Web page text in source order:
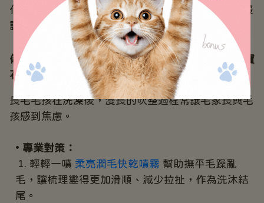
化學香味，而是如陽光曬過棉被般，那種最乾淨、最
讓人想深吸一口氣的自然氣息。
儀式四：亮毛快乾護理｜縮短吹毛時間，賦予毛髮寶
石般光澤
長毛毛孩在洗澡後，漫長的吹整過程常讓毛家長與毛
孩感到焦慮。
專業對策：
輕輕一噴 柔亮潤毛快乾噴霧 幫助撫平毛躁亂
毛，讓梳理變得更加滑順、減少拉扯，作為洗沐結
尾。